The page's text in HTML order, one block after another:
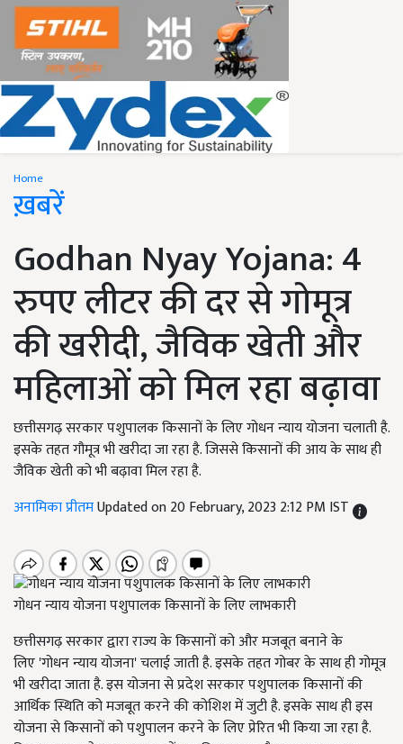
Home
ख़बरें
Godhan Nyay Yojana: 4
रुपए लीटर की दर से गोमूत्र
की खरीदी, जैविक खेती और
महिलाओं को मिल रहा बढ़ावा
छत्तीसगढ़ सरकार पशुपालक किसानों के लिए गोधन न्याय योजना चलाती है.
इसके तहत गौमूत्र भी खरीदा जा रहा है. जिससे किसानों की आय के साथ ही
जैविक खेती को भी बढ़ावा मिल रहा है.
अनामिका प्रीतमUpdated on 20 February, 2023 2:12 PM IST
गोधन न्याय योजना पशुपालक किसानों के लिए लाभकारी
छत्तीसगढ़ सरकार द्वारा राज्य के किसानों को और मजबूत बनाने के
लिए'गोधन न्याय योजना'चलाई जाती है. इसके तहत गोबर के साथ ही गोमूत्र
भी खरीदा जाता है. इस योजना से प्रदेश सरकार पशुपालक किसानों की
आर्थिक स्थिति को मजबूत करने की कोशिश में जुटी है. इसके साथ ही इस
योजना से किसानों को पशुपालन करने के लिए प्रेरित भी किया जा रहा है.